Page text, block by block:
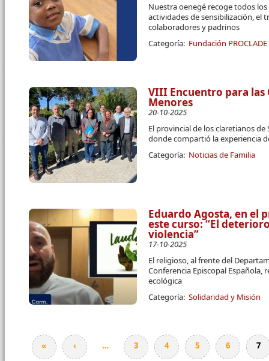
Nuestra oenegé recoge todos
actividades de sensibilización, el
colaboradores y padrinos
Categoría: Fundación PROCLADE
VIII Encuentro para
Menores
20-10-2025
El provincial de los claretianos
donde compartió la experiencia
Categoría: Noticias de Familia
Eduardo Agosta, en el
este curso: “El
violencia”
17-10-2025
El religioso, al frente del
Conferencia Episcopal
ecológica
Categoría: Solidaridad y Misión
Páginas
« ‹ … 3 4 5 6 7